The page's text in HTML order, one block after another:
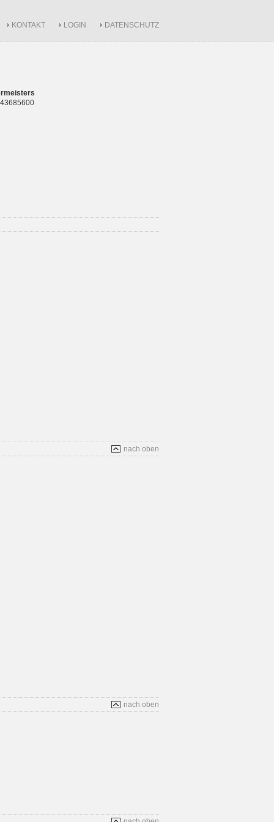
KONTAKT LOGIN DATENSCHUTZ
nach oben
nach oben